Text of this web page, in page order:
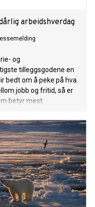
arbeidshverdag
og
tilleggsgodene en
bedt om å peke på hva
jobb og fritid, så er
betyr mest.